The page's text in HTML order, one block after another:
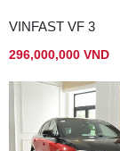
VINFAST VF 3
296,000,000 VND